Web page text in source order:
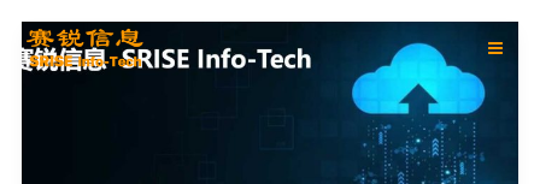
Main
SAP
CPI/PI
深